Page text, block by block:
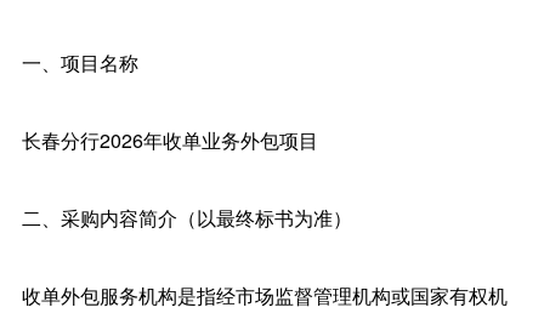
一、项目名称
长春分行2026年收单业务外包项目
二、采购内容简介（以最终标书为准）
收单外包服务机构是指经市场监督管理机构或国家有权机